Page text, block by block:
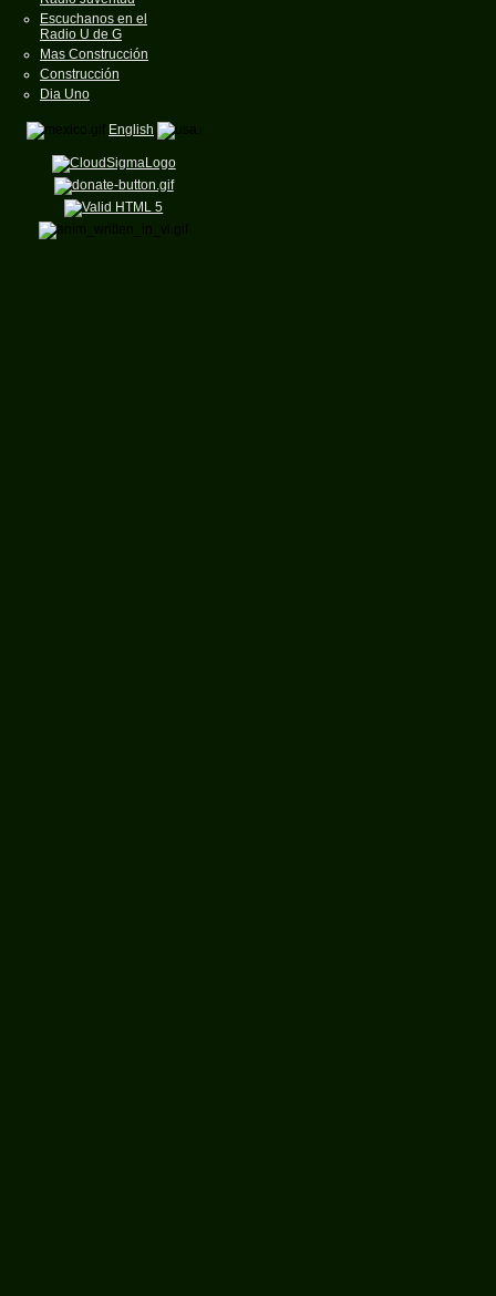
Escuchanos en el
Radio U de G
Mas Construcción
Construcción
Dia Uno
English